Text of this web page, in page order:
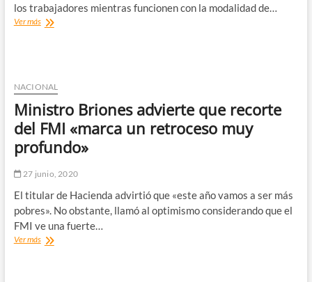
los trabajadores mientras funcionen con la modalidad de…
Ver másGobierno
pagar
el
costo
del
internet
usado
el
NACIONAL
Ministro Briones advierte que recorte
del FMI «marca un retroceso muy
profundo»
27 junio, 2020
El titular de Hacienda advirtió que «este año vamos a ser más
pobres». No obstante, llamó al optimismo considerando que el
FMI ve una fuerte…
Ver másMinistro